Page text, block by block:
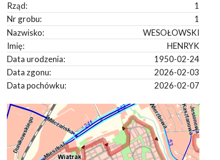
1
Rząd:
1
Nr grobu:
WESOŁOWSKI
Nazwisko:
HENRYK
Imię:
1950-02-24
Data urodzenia:
2026-02-03
Data zgonu:
2026-02-07
Data pochówku: